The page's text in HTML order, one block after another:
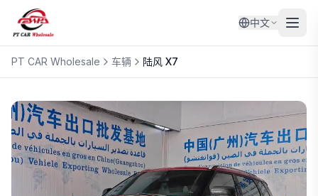
中文
PT CAR Wholesale 车辆 陆风 X7